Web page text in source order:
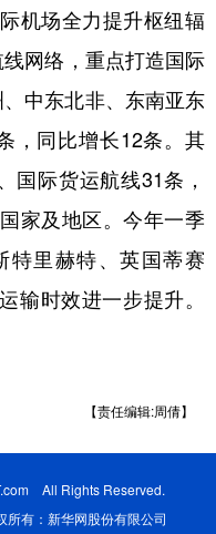
机场全力提升枢纽辐
网络，重点打造国际
中东北非、东南亚东
，同比增长12条。其
国际货运航线31条，
家及地区。今年一季
特里赫特、英国蒂赛
输时效进一步提升。
【责任编辑:周倩】
All Rights Reserved.
有：新华网股份有限公司